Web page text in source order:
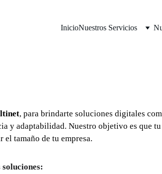
InicioNuestros Servicios
, para brindarte soluciones digitales
y adaptabilidad. Nuestro objetivo es que tu
el tamaño de tu empresa.
soluciones: